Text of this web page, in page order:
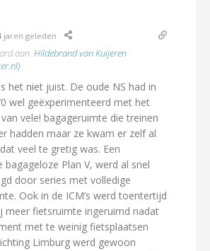
jaren geleden
aan Hildebrand van Kuijeren
het niet juist. De oude NS had in
wel geëxperimenteerd met het
vele! bagageruimte die treinen
hadden maar ze kwam er zelf al
veel te gretig was. Een
bagageloze Plan V, werd al snel
door series met volledige
Ook in de ICM’s werd toentertijd
meer fietsruimte ingeruimd nadat
met te weinig fietsplaatsen
Limburg werd gewoon